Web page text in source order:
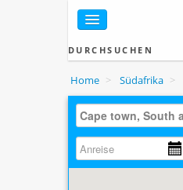
DURCHSUCHEN
Home > Südafrika >